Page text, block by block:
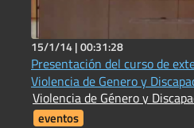
15/1/14 |00:31:28
Presentación del curso de
Violencia de Genero y
Violencia de Género y
eventos